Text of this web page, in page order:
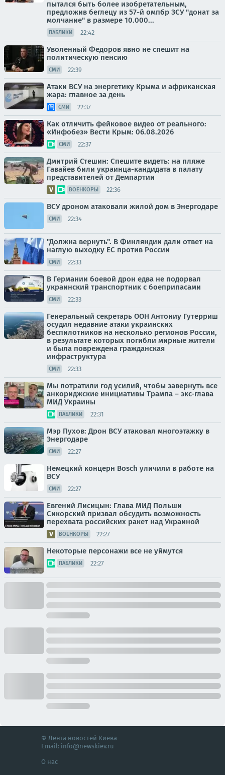
пытался быть более изобретательным,
предложив беглецу из 57-й омпбр ЗСУ "донат за
молчание" в размере 10.000...
ПАБЛИКИ 22:42
Уволенный Федоров явно не спешит на
политическую пенсию
СМИ 22:39
Атаки ВСУ на энергетику Крыма и африканская
жара: главное за день
СМИ 22:37
Как отличить фейковое видео от реального:
«Инфобез» Вести Крым: 06.08.2026
СМИ 22:37
Дмитрий Стешин: Спешите видеть: на пляже
Гавайев били украинца-кандидата в палату
представителей от Демпартии
ВОЕНКОРЫ 22:36
ВСУ дроном атаковали жилой дом в Энергодаре
СМИ 22:34
"Должна вернуть". В Финляндии дали ответ на
наглую выходку ЕС против России
СМИ 22:33
В Германии боевой дрон едва не подорвал
украинский транспортник с боеприпасами
СМИ 22:33
Генеральный секретарь ООН Антониу Гутерриш
осудил недавние атаки украинских
беспилотников на несколько регионов России,
в результате которых погибли мирные жители
и была повреждена гражданская
инфраструктура
СМИ 22:33
Мы потратили год усилий, чтобы завернуть все
анкориджские инициативы Трампа – экс-глава
МИД Украины
ПАБЛИКИ 22:31
Мэр Пухов: Дрон ВСУ атаковал многоэтажку в
Энергодаре
СМИ 22:27
Немецкий концерн Bosch уличили в работе на
ВСУ
СМИ 22:27
Евгений Лисицын: Глава МИД Польши
Сикорский призвал обсудить возможность
перехвата российских ракет над Украиной
ВОЕНКОРЫ 22:27
Некоторые персонажи все не уймутся
ПАБЛИКИ 22:27
© Лента новостей Киева
Email: info@newskiev.ru
О нас